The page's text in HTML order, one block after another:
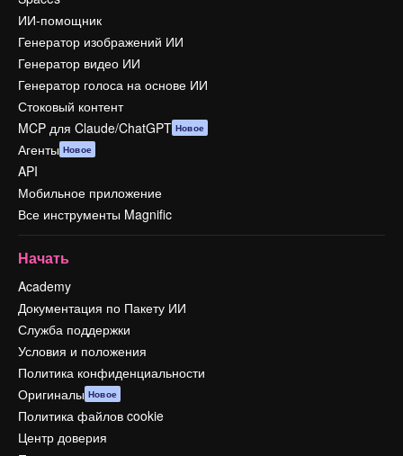
ИИ-помощник
Генератор изображений ИИ
Генератор видео ИИ
Генератор голоса на основе ИИ
Стоковый контент
MCP для Claude/ChatGPT Новое
Агенты Новое
API
Мобильное приложение
Все инструменты Magnific
Начать
Academy
Документация по Пакету ИИ
Служба поддержки
Условия и положения
Политика конфиденциальности
Оригиналы Новое
Политика файлов cookie
Центр доверия